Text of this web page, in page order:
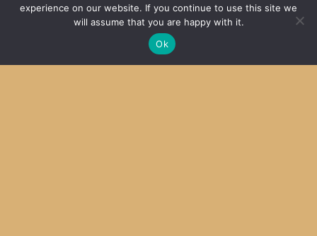
慣れない人間が炎天下の作業をすると不調が長引
2023
experience on our website. If you continue to use this site we
will assume that you are happy with it.
Ok